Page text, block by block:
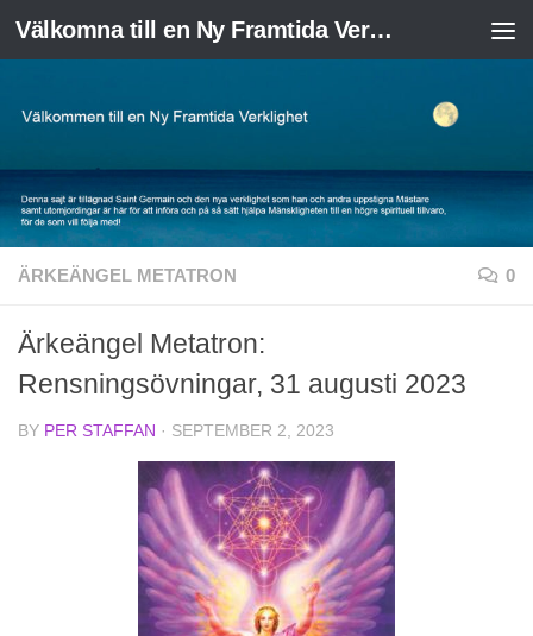
Skip to content Välkomna till en Ny Framtida Verklighet
ÄRKEÄNGEL METATRON 0
Ärkeängel Metatron:
Rensningsövningar, 31 augusti 2023
BY PER STAFFAN · SEPTEMBER 2, 2023